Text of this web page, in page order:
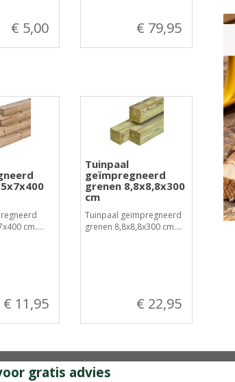
€ 5,00 € 79,95
cm....
€ 11,95
Tuinpaal
geïmpregneerd
grenen 8,8x8,8x300
cm
Tuinpaal geïmpregneerd
grenen 8,8x8,8x300 cm....
€ 22,95
gratis advies